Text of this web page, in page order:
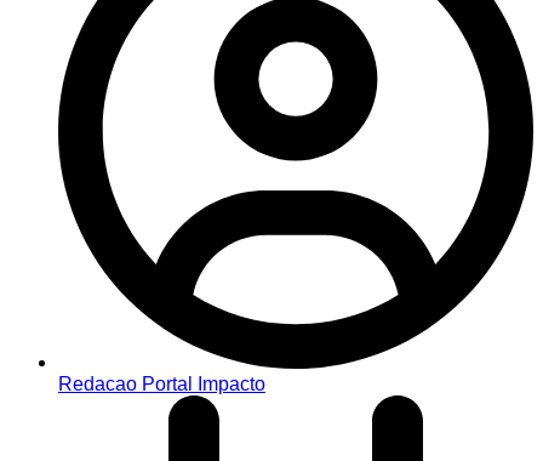
Redacao Portal Impacto